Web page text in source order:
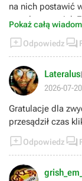
na nich postawić
zawał po tym jak
Pokaż całą
Odpowiedz 
Lateralus
2026-07-
Gratulacje dla
przesądził czas
Odpowiedz 